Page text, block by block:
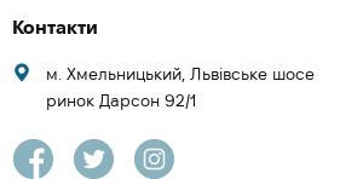
Контакти
м. Хмельницький, Львівське шосе
ринок Дарсон 92/1